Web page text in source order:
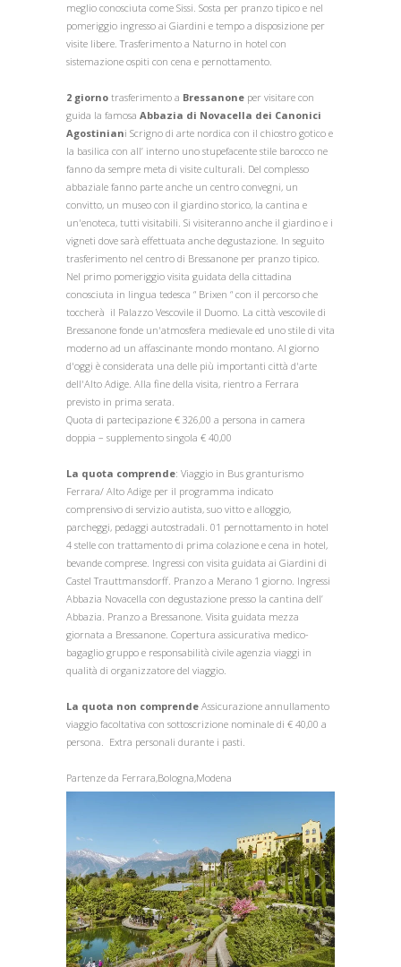
meglio conosciuta come Sissi. Sosta per pranzo tipico e nel
pomeriggio ingresso ai Giardini e tempo a disposizione per
visite libere. Trasferimento a Naturno in hotel con
sistemazione ospiti con cena e pernottamento.
2 giorno trasferimento a Bressanone per visitare con
guida la famosa Abbazia di Novacella dei Canonici
Agostiniani Scrigno di arte nordica con il chiostro gotico e
la basilica con all’ interno uno stupefacente stile barocco ne
fanno da sempre meta di visite culturali. Del complesso
abbaziale fanno parte anche un centro convegni, un
convitto, un museo con il giardino storico, la cantina e
un'enoteca, tutti visitabili. Si visiteranno anche il giardino e i
vigneti dove sarà effettuata anche degustazione. In seguito
trasferimento nel centro di Bressanone per pranzo tipico.
Nel primo pomeriggio visita guidata della cittadina
conosciuta in lingua tedesca “ Brixen “ con il percorso che
toccherà il Palazzo Vescovile il Duomo. La città vescovile di
Bressanone fonde un'atmosfera medievale ed uno stile di vita
moderno ad un affascinante mondo montano. Al giorno
d'oggi è considerata una delle più importanti città d'arte
dell'Alto Adige. Alla fine della visita, rientro a Ferrara
previsto in prima serata.
Quota di partecipazione € 326,00 a persona in camera
doppia – supplemento singola € 40,00
La quota comprende: Viaggio in Bus granturismo
Ferrara/ Alto Adige per il programma indicato
comprensivo di servizio autista, suo vitto e alloggio,
parcheggi, pedaggi autostradali. 01 pernottamento in hotel
4 stelle con trattamento di prima colazione e cena in hotel,
bevande comprese. Ingressi con visita guidata ai Giardini di
Castel Trauttmansdorff. Pranzo a Merano 1 giorno. Ingressi
Abbazia Novacella con degustazione presso la cantina dell’
Abbazia. Pranzo a Bressanone. Visita guidata mezza
giornata a Bressanone. Copertura assicurativa medico-
bagaglio gruppo e responsabilità civile agenzia viaggi in
qualità di organizzatore del viaggio.
La quota non comprende Assicurazione annullamento
viaggio facoltativa con sottoscrizione nominale di € 40,00 a
persona. Extra personali durante i pasti.
Partenze da Ferrara,Bologna,Modena
1/1